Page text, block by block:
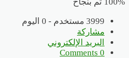
3999 مستخدم - 0 اليوم
مشاركة
البريد الإلكتروني
0 Comments